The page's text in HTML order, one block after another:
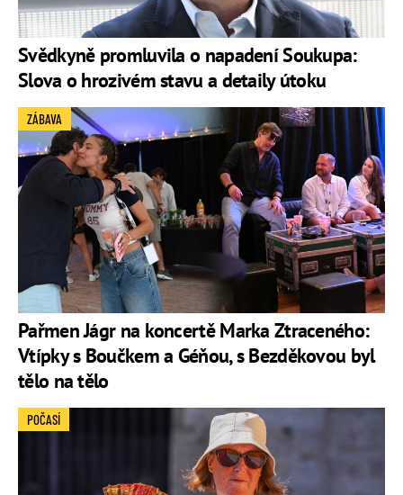
Svědkyně promluvila o napadení Soukupa:
Slova o hrozivém stavu a detaily útoku
Pařmen Jágr na koncertě Marka Ztraceného:
Vtípky s Boučkem a Géňou, s Bezděkovou byl
tělo na tělo
ZÁBAVA
POČASÍ